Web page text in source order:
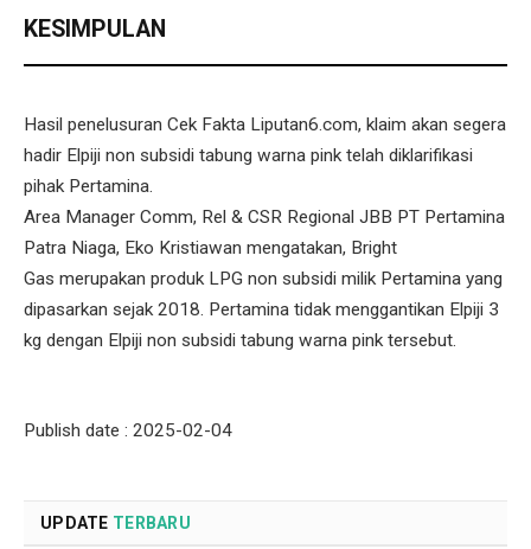
KESIMPULAN
Hasil penelusuran Cek Fakta Liputan6.com, klaim akan segera
hadir Elpiji non subsidi tabung warna pink telah diklarifikasi
pihak Pertamina.
Area Manager Comm, Rel & CSR Regional JBB PT Pertamina
Patra Niaga, Eko Kristiawan mengatakan, Bright
Gas merupakan produk LPG non subsidi milik Pertamina yang
dipasarkan sejak 2018. Pertamina tidak menggantikan Elpiji 3
kg dengan Elpiji non subsidi tabung warna pink tersebut.
Publish date : 2025-02-04
UPDATE TERBARU